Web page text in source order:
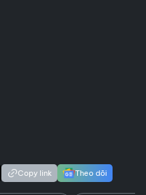
Copy link Theo dõi